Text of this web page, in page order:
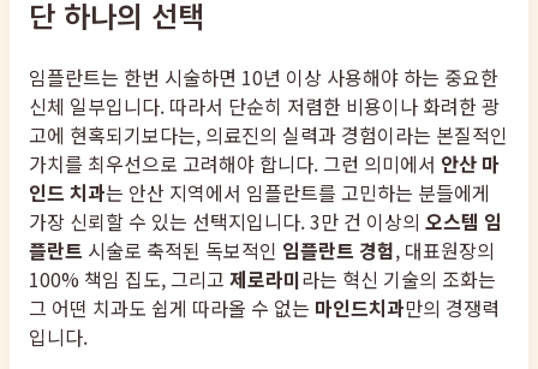
단 하나의 선택
임플란트는 한번 시술하면 10년 이상 사용해야 하는 중요한
신체 일부입니다. 따라서 단순히 저렴한 비용이나 화려한 광
고에 현혹되기보다는, 의료진의 실력과 경험이라는 본질적인
가치를 최우선으로 고려해야 합니다. 그런 의미에서 안산 마
인드 치과는 안산 지역에서 임플란트를 고민하는 분들에게
가장 신뢰할 수 있는 선택지입니다. 3만 건 이상의 오스템 임
플란트 시술로 축적된 독보적인 임플란트 경험, 대표원장의
100% 책임 집도, 그리고 제로라미라는 혁신 기술의 조화는
그 어떤 치과도 쉽게 따라올 수 없는 마인드치과만의 경쟁력
입니다.